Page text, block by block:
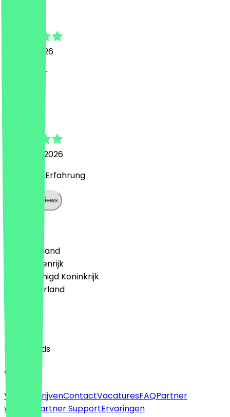
18 april 2026
alles super
30 maart 2026
Sehr gute Erfahrung
Show all reviews
🇩🇪 Duitsland
🇦🇹 Oostenrijk
🇬🇧 Verenigd Koninkrijk
🇳🇱 Nederland
English
Nederlands
Over
Voor bedrijvenContactVacaturesFAQPartner
worden
Partner SupportErvaringen